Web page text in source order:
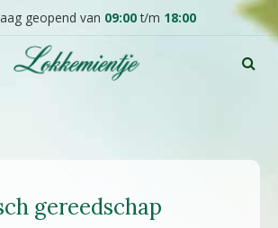
geopend van 09:00t/m 18:00
gereedschap